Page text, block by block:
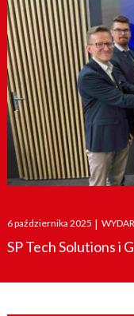
Posted
on
6 października 2025 |
SP Tech Solutions i